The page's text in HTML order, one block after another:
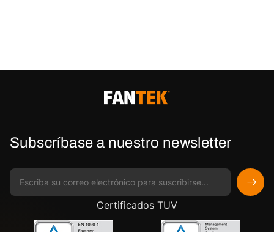
Subscríbase a nuestro newsletter
Certificados TUV